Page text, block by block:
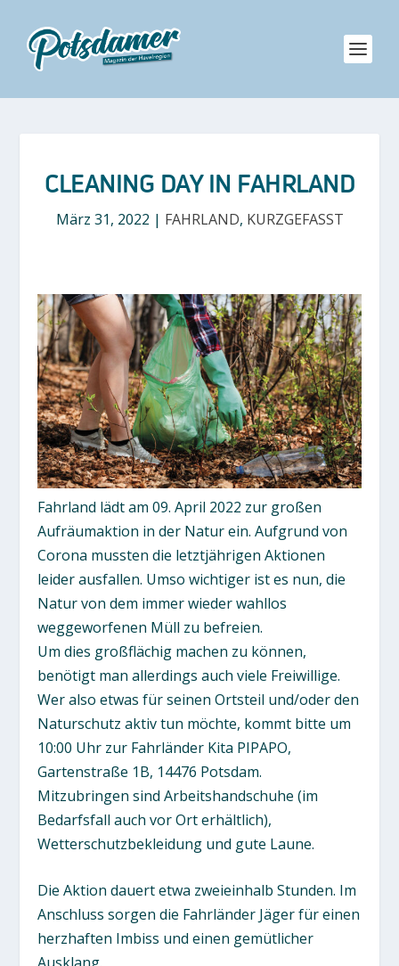
CLEANING DAY IN FAHRLAND
März 31, 2022 | FAHRLAND, KURZGEFASST
Fahrland lädt am 09. April 2022 zur großen
Aufräumaktion in der Natur ein. Aufgrund von
Corona mussten die letztjährigen Aktionen
leider ausfallen. Umso wichtiger ist es nun, die
Natur von dem immer wieder wahllos
weggeworfenen Müll zu befreien.
Um dies großflächig machen zu können,
benötigt man allerdings auch viele Freiwillige.
Wer also etwas für seinen Ortsteil und/oder den
Naturschutz aktiv tun möchte, kommt bitte um
10:00 Uhr zur Fahrländer Kita PIPAPO,
Gartenstraße 1B, 14476 Potsdam.
Mitzubringen sind Arbeitshandschuhe (im
Bedarfsfall auch vor Ort erhältlich),
Wetterschutzbekleidung und gute Laune.
Die Aktion dauert etwa zweieinhalb Stunden. Im
Anschluss sorgen die Fahrländer Jäger für einen
herzhaften Imbiss und einen gemütlicher